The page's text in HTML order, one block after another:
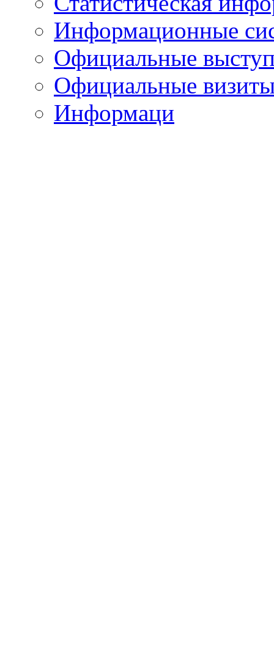
Информационные
Официальные
Официальные
Информаци